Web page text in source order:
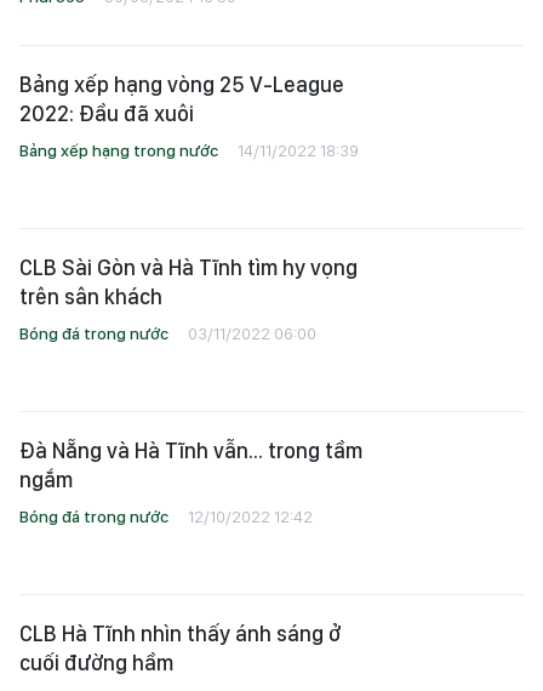
Bảng xếp hạng vòng 25 V-League
2022: Đầu đã xuôi
Bảng xếp hạng trong nước 14/11/2022 18:39
CLB Sài Gòn và Hà Tĩnh tìm hy vọng
trên sân khách
Bóng đá trong nước 03/11/2022 06:00
Đà Nẵng và Hà Tĩnh vẫn... trong tầm
ngắm
Bóng đá trong nước 12/10/2022 12:42
CLB Hà Tĩnh nhìn thấy ánh sáng ở
cuối đường hầm